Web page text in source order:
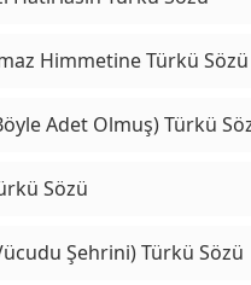
Himmetine Türkü Sözü
Adet Olmuş) Türkü
Sözü
Şehrini) Türkü Sözü